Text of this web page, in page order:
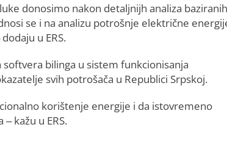
donosimo nakon detaljnijh analiza
se i na analizu potrošnje električne
u ERS.
bilinga u sistem funkcionisanja
svih potrošača u Republici Srpskoj.
korištenje energije i da istovremeno
kažu u ERS.